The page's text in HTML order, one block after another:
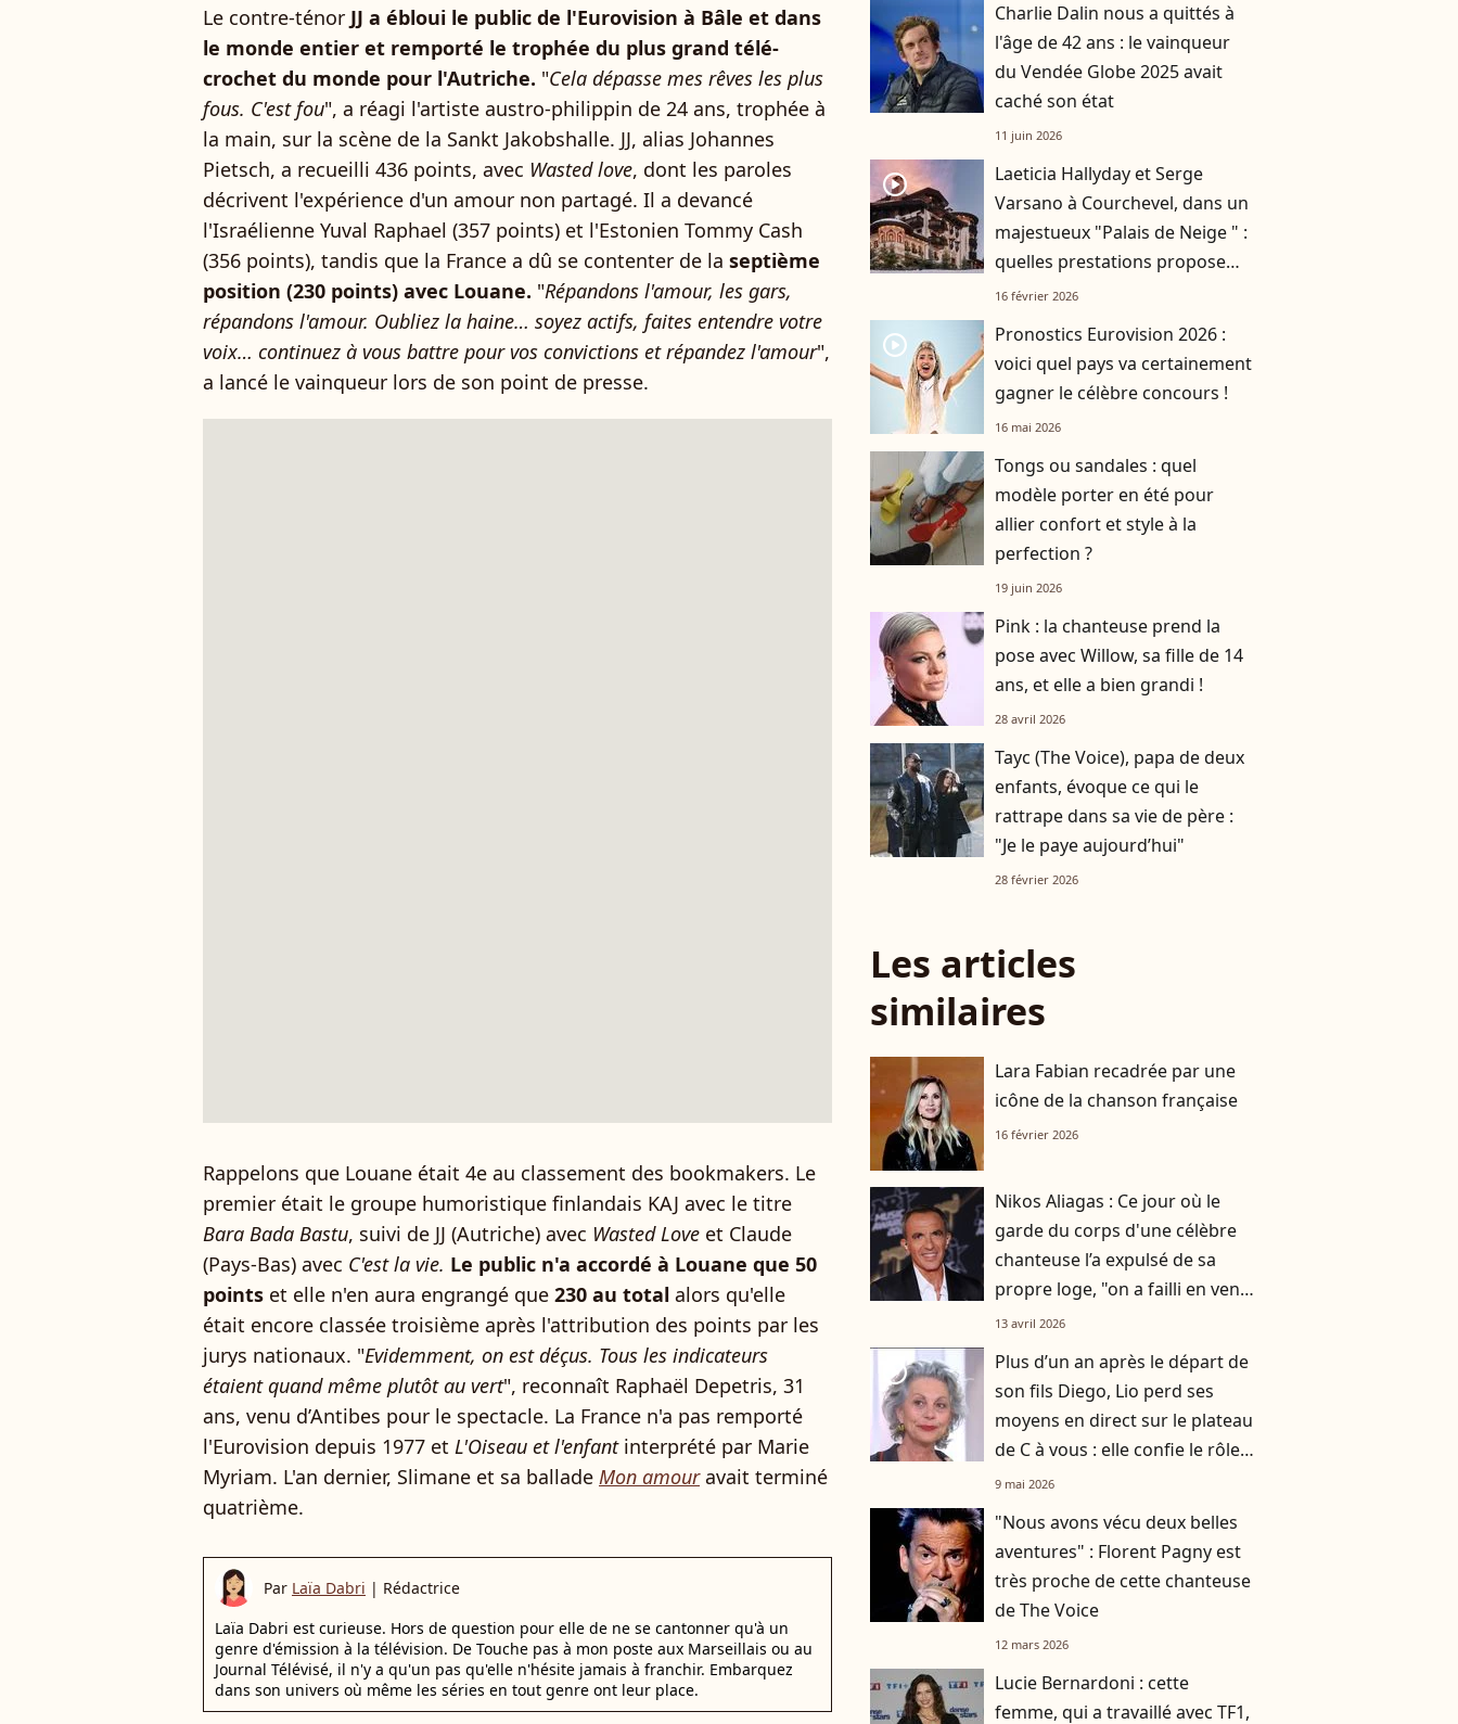
Le contre-ténor JJ a ébloui le public de l'Eurovision à Bâle et dans
le monde entier et remporté le trophée du plus grand télé-
crochet du monde pour l'Autriche. "Cela dépasse mes rêves les plus
fous. C'est fou", a réagi l'artiste austro-philippin de 24 ans, trophée à
la main, sur la scène de la Sankt Jakobshalle. JJ, alias Johannes
Pietsch, a recueilli 436 points, avec Wasted love, dont les paroles
décrivent l'expérience d'un amour non partagé. Il a devancé
l'Israélienne Yuval Raphael (357 points) et l'Estonien Tommy Cash
(356 points), tandis que la France a dû se contenter de la septième
position (230 points) avec Louane. "Répandons l'amour, les gars,
répandons l'amour. Oubliez la haine… soyez actifs, faites entendre votre
voix… continuez à vous battre pour vos convictions et répandez l'amour",
a lancé le vainqueur lors de son point de presse.
Rappelons que Louane était 4e au classement des bookmakers. Le
premier était le groupe humoristique finlandais KAJ avec le titre
Bara Bada Bastu, suivi de JJ (Autriche) avec Wasted Love et Claude
(Pays-Bas) avec C'est la vie. Le public n'a accordé à Louane que 50
points et elle n'en aura engrangé que 230 au total alors qu'elle
était encore classée troisième après l'attribution des points par les
jurys nationaux. "Evidemment, on est déçus. Tous les indicateurs
étaient quand même plutôt au vert", reconnaît Raphaël Depetris, 31
ans, venu d’Antibes pour le spectacle. La France n'a pas remporté
l'Eurovision depuis 1977 et L'Oiseau et l'enfantinterprété par Marie
Myriam. L'an dernier, Slimane et sa ballade Mon amouravait terminé
quatrième.
Par Laïa Dabri | Rédactrice
Laïa Dabri est curieuse. Hors de question pour elle de ne se cantonner qu'à un
genre d'émission à la télévision. De Touche pas à mon poste aux Marseillais ou au
Journal Télévisé, il n'y a qu'un pas qu'elle n'hésite jamais à franchir. Embarquez
dans son univers où même les séries en tout genre ont leur place.
Charlie Dalin nous a quittés à
l'âge de 42 ans : le vainqueur
du Vendée Globe 2025 avait
caché son état
11 juin 2026
player2
Laeticia Hallyday et Serge
Varsano à Courchevel, dans un
majestueux "Palais de Neige " :
quelles prestations propose
leur hôtel et à quels prix ?
16 février 2026
player2
Pronostics Eurovision 2026 :
voici quel pays va certainement
gagner le célèbre concours !
16 mai 2026
Tongs ou sandales : quel
modèle porter en été pour
allier confort et style à la
perfection ?
19 juin 2026
Pink : la chanteuse prend la
pose avec Willow, sa fille de 14
ans, et elle a bien grandi !
28 avril 2026
Tayc (The Voice), papa de deux
enfants, évoque ce qui le
rattrape dans sa vie de père :
"Je le paye aujourd’hui"
28 février 2026
Les articles
similaires
Lara Fabian recadrée par une
icône de la chanson française
16 février 2026
Nikos Aliagas : Ce jour où le
garde du corps d'une célèbre
chanteuse l’a expulsé de sa
propre loge, "on a failli en venir
aux mains"
13 avril 2026
player2
Plus d’un an après le départ de
son fils Diego, Lio perd ses
moyens en direct sur le plateau
de C à vous : elle confie le rôle
précieux qu’il a eu sur son
9 mai 2026
"Nous avons vécu deux belles
aventures" : Florent Pagny est
très proche de cette chanteuse
de The Voice
12 mars 2026
Lucie Bernardoni : cette
femme, qui a travaillé avec TF1,